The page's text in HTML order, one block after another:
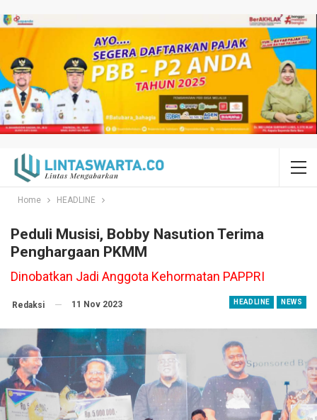
Home HEADLINE
Peduli Musisi, Bobby Nasution Terima
Penghargaan PKMM
Dinobatkan Jadi Anggota Kehormatan PAPPRI
HEADLINE NEWS
Redaksi 11 Nov 2023